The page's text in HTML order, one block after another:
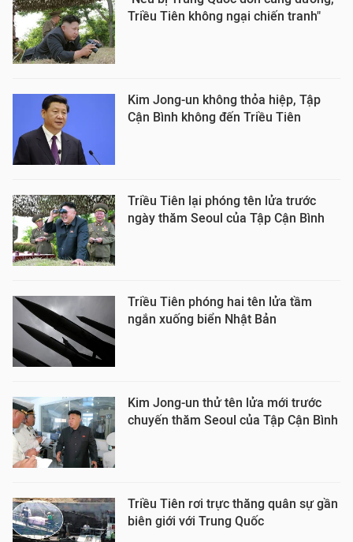
Triều Tiên không ngại chiến tranh"
Kim Jong-un không thỏa hiệp, Tập
Cận Bình không đến Triều Tiên
Triều Tiên lại phóng tên lửa trước
ngày thăm Seoul của Tập Cận Bình
Triều Tiên phóng hai tên lửa tầm
ngắn xuống biển Nhật Bản
Kim Jong-un thử tên lửa mới trước
chuyến thăm Seoul của Tập Cận Bình
Triều Tiên rơi trực thăng quân sự gần
biên giới với Trung Quốc